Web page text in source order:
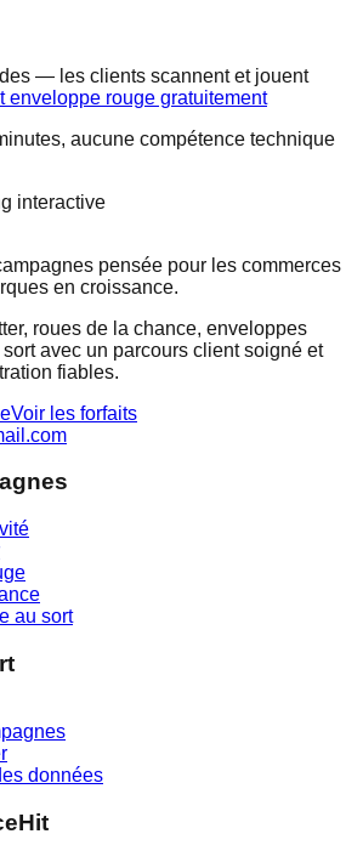
— les clients scannent et jouent
enveloppe rouge gratuitement
aucune compétence technique
interactive
pensée pour les commerces
en croissance.
roues de la chance, enveloppes
avec un parcours client soigné et
fiables.
Voir les forfaits
au sort
données